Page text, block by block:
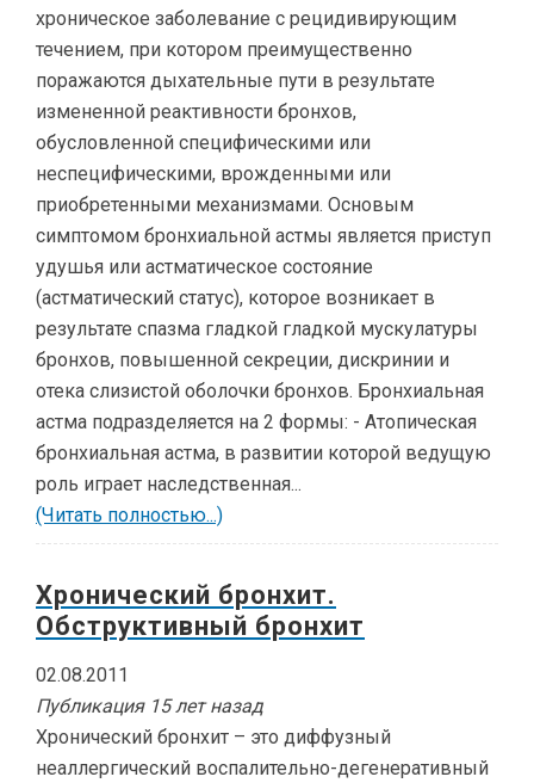
хроническое заболевание с рецидивирующим
течением, при котором преимущественно
поражаются дыхательные пути в результате
измененной реактивности бронхов,
обусловленной специфическими или
неспецифическими, врожденными или
приобретенными механизмами. Основым
симптомом бронхиальной астмы является приступ
удушья или астматическое состояние
(астматический статус), которое возникает в
результате спазма гладкой гладкой мускулатуры
бронхов, повышенной секреции, дискринии и
отека слизистой оболочки бронхов. Бронхиальная
астма подразделяется на 2 формы: - Атопическая
бронхиальная астма, в развитии которой ведущую
роль играет наследственная...
(Читать полностью...)
Хронический бронхит.
Обструктивный бронхит
02.08.2011
Публикация 15 лет назад
Хронический бронхит – это диффузный
неаллергический воспалительно-дегенеративный